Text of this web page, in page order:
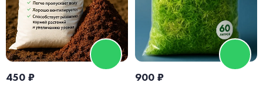
450 ₽ 900 ₽